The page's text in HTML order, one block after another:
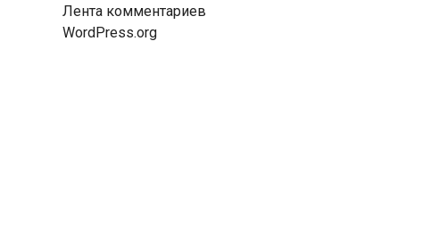
Лента комментариев
WordPress.org